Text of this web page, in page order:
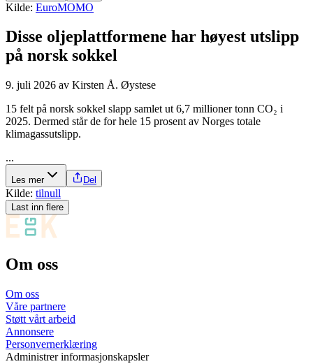
Kilde: EuroMOMO
Disse olje­plattformene har høyest utslipp
på norsk sokkel
9. juli 2026 av Kirsten Å. Øystese
15 felt på norsk sokkel slapp samlet ut 6,7 millioner tonn CO₂ i
2025. Dermed står de for hele 15 prosent av Norges totale
klimagassutslipp.
...
Les mer Del
Kilde: tilnull
Last inn flere
Om oss
Om oss
Våre partnere
Støtt vårt arbeid
Annonsere
Personvernerklæring
Administrer informasjonskapsler